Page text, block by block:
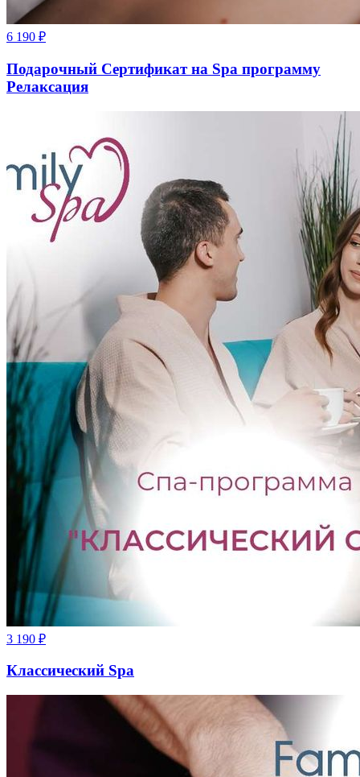
6 190 ₽
Подарочный Сертификат на Spa программу
Релаксация
3 190 ₽
Классический Spa